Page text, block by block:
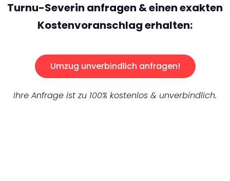
Turnu-Severin anfragen & einen exakten
Kostenvoranschlag erhalten:
Umzug unverbindlich anfragen!
Ihre Anfrage ist zu 100% kostenlos & unverbindlich.